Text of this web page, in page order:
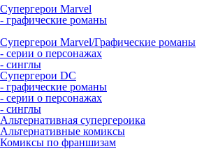
Супергерои Marvel
- графические романы
Супергерои Marvel/Графические романы
- серии о персонажах
- синглы
Супергерои DC
- графические романы
- серии о персонажах
- синглы
Альтернативная супергероика
Альтернативные комиксы
Комиксы по франшизам